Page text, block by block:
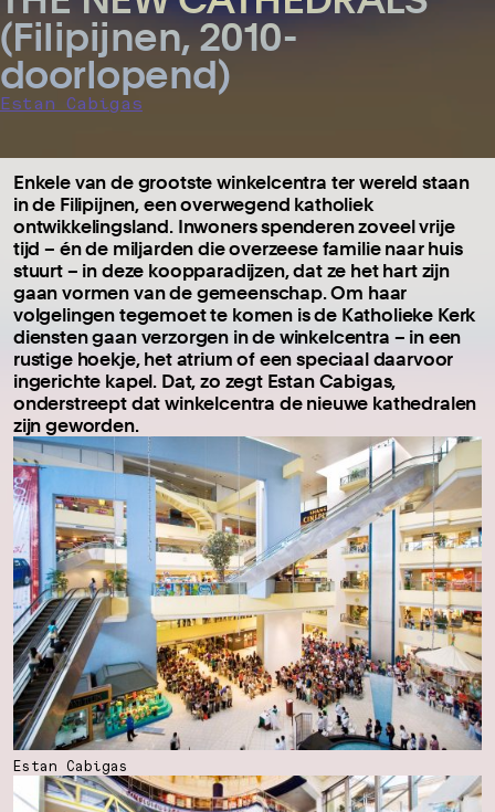
(Filipijnen, 2010-
doorlopend)
Estan Cabigas
Enkele van de grootste winkelcentra ter wereld staan
in de Filipijnen, een overwegend katholiek
ontwikkelingsland. Inwoners spenderen zoveel vrije
tijd – én de miljarden die overzeese familie naar huis
stuurt – in deze koopparadijzen, dat ze het hart zijn
gaan vormen van de gemeenschap. Om haar
volgelingen tegemoet te komen is de Katholieke Kerk
diensten gaan verzorgen in de winkelcentra – in een
rustige hoekje, het atrium of een speciaal daarvoor
ingerichte kapel. Dat, zo zegt Estan Cabigas,
onderstreept dat winkelcentra de nieuwe kathedralen
zijn geworden.
Estan Cabigas